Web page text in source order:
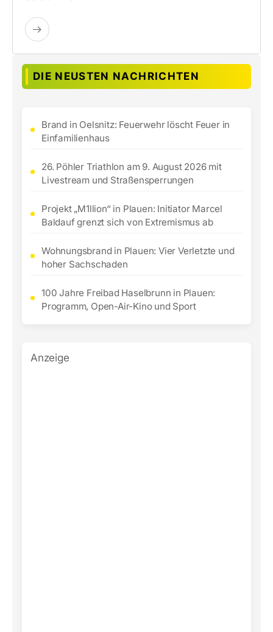
DIE NEUSTEN NACHRICHTEN
Brand in Oelsnitz: Feuerwehr löscht Feuer in
Einfamilienhaus
26. Pöhler Triathlon am 9. August 2026 mit
Livestream und Straßensperrungen
Projekt „M1llion“ in Plauen: Initiator Marcel
Baldauf grenzt sich von Extremismus ab
Wohnungsbrand in Plauen: Vier Verletzte und
hoher Sachschaden
100 Jahre Freibad Haselbrunn in Plauen:
Programm, Open-Air-Kino und Sport
Anzeige